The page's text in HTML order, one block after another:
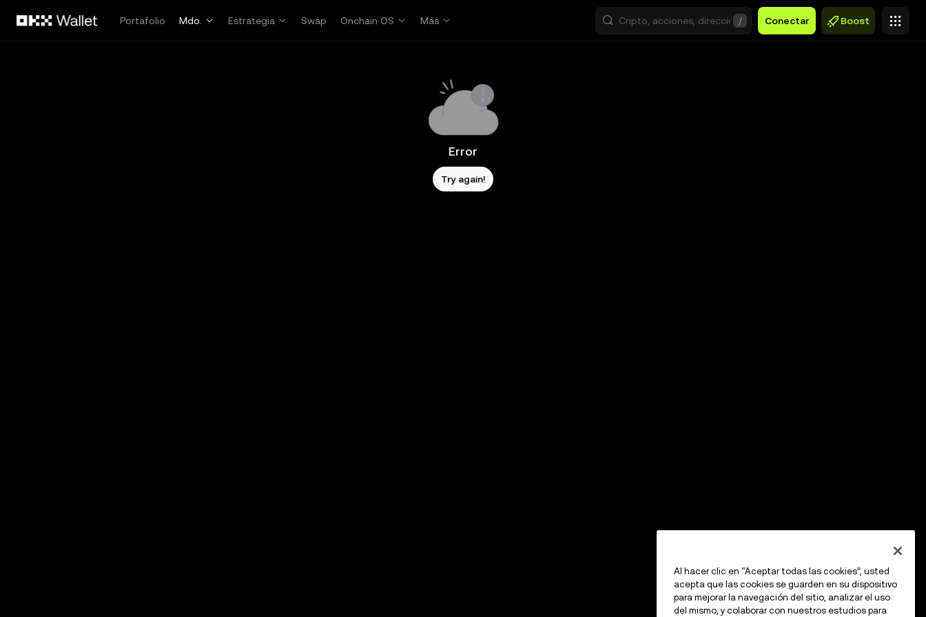
Portafolio
Mdo. Estrategia Swap Onchain OS Más / Conectar Boost
Error
Try again!
Al hacer clic en “Aceptar todas las cookies”, usted
acepta que las cookies se guarden en su dispositivo
para mejorar la navegación del sitio, analizar el uso
del mismo, y colaborar con nuestros estudios para